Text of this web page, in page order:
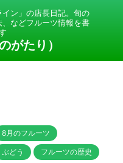
ン」の店長日記。旬の
などフルーツ情報を書
がたり）
8月のフルーツ
ぶどう フルーツの歴史